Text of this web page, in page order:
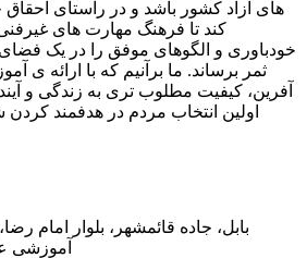
های آزاد کشور باشد و در راستای
کند تا فرهنگ مهارت های
خودباوری و الگوهای موفق را در یک
ثمر برساند. ما برآنیم که با ارائه
آفرین، کیفیت مطلوب تری به زندگی و
اولین انتخاب مردم در هدفمند
آموزشی